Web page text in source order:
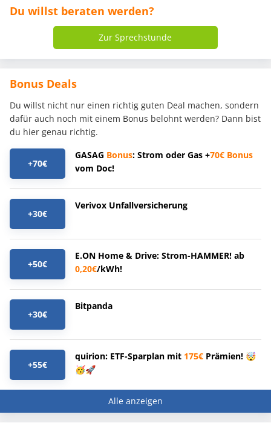
Du willst beraten werden?
Zur Sprechstunde
Bonus Deals
Du willst nicht nur einen richtig guten Deal machen, sondern
dafür auch noch mit einem Bonus belohnt werden? Dann bist
du hier genau richtig.
+70€
GASAG Bonus: Strom oder Gas +70€ Bonus
vom Doc!
+30€
Verivox Unfallversicherung
+50€
E.ON Home & Drive: Strom-HAMMER! ab
0,20€/kWh!
+30€
Bitpanda
+55€
quirion: ETF-Sparplan mit 175€ Prämien! 🤯
🥳🚀
Alle anzeigen